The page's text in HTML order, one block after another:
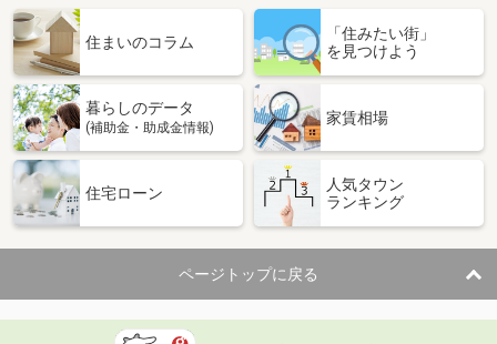
住まいのコラム
「住みたい街」
を見つけよう
暮らしのデータ
(補助金・助成金情報)
家賃相場
住宅ローン
人気タウン
ランキング
ページトップに戻る